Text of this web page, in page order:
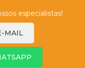
especialistas!
MAIL